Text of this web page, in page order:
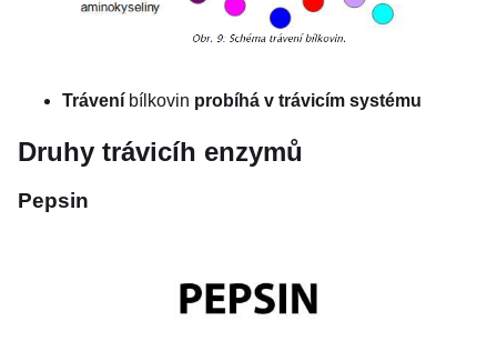
Trávení bílkovin probíhá v trávicím systému
Druhy trávicíh enzymů
Pepsin